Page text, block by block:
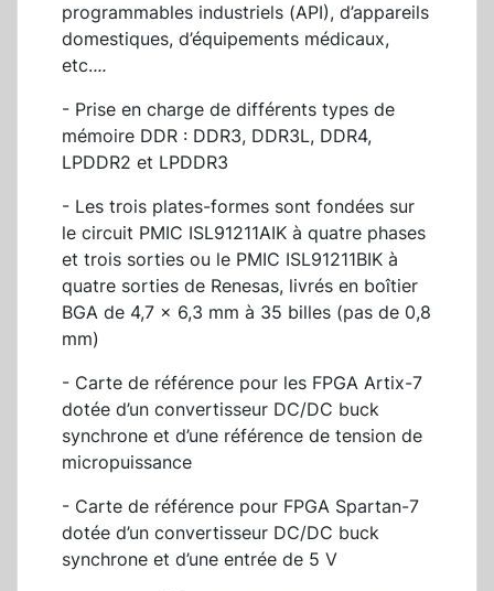
programmables industriels (API), d’appareils
domestiques, d’équipements médicaux,
etc....
- Prise en charge de différents types de
mémoire DDR : DDR3, DDR3L, DDR4,
LPDDR2 et LPDDR3
- Les trois plates-formes sont fondées sur
le circuit PMIC ISL91211AIK à quatre phases
et trois sorties ou le PMIC ISL91211BIK à
quatre sorties de Renesas, livrés en boîtier
BGA de 4,7 x 6,3 mm à 35 billes (pas de 0,8
mm)
- Carte de référence pour les FPGA Artix-7
dotée d’un convertisseur DC/DC buck
synchrone et d’une référence de tension de
micropuissance
- Carte de référence pour FPGA Spartan-7
dotée d’un convertisseur DC/DC buck
synchrone et d’une entrée de 5 V